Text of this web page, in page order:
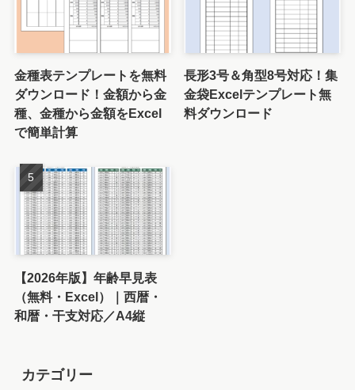
金種表テンプレートを無料
ダウンロード！金額から金
種、金種から金額をExcel
で簡単計算
長形3号＆角型8号対応！集
金袋Excelテンプレート無
料ダウンロード
【2026年版】年齢早見表
（無料・Excel）｜西暦・
和暦・干支対応／A4縦
カテゴリー